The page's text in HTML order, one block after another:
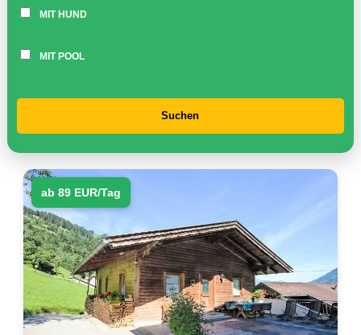
MIT HUND
MIT POOL
Suchen
ab 89 EUR/Tag